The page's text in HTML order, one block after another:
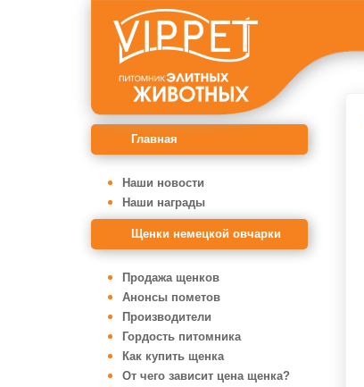
Главная
Наши новости
Наши награды
Щенки немецкой овчарки
Продажа щенков
Анонсы пометов
Производители
Гордость питомника
Как купить щенка
От чего зависит цена щенка?